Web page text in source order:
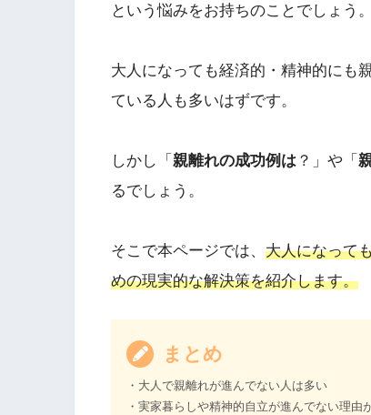
という悩みをお持ちのことでしょう。
大人になっても経済的・精神的にも
ている人も多いはずです。
しかし「 親離れの成功例は ？」や「
るでしょう。
そこで本ページでは、 大人になって
めの現実的な解決策を紹介します。
まとめ
・大人で親離れが進んでない人は多い
・実家暮らしや精神的自立が進んでない理由